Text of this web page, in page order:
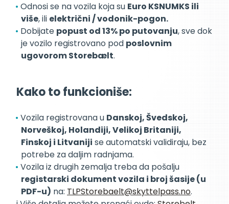
Odnosi se na vozila koja su Euro KSNUMKS ili
više, ili električni / vodonik-pogon.
Dobijate popust od 13% po putovanju, sve dok
je vozilo registrovano pod poslovnim
ugovorom Storebælt.
Kako to funkcioniše:
Vozila registrovana u Danskoj, Švedskoj,
Norveškoj, Holandiji, Velikoj Britaniji,
Finskoj i Litvaniji se automatski validiraju, bez
potrebe za daljim radnjama.
Vozila iz drugih zemalja treba da pošalju
registarski dokument vozila i broj šasije (u
PDF-u) na: TLPStorebaelt@skyttelpass.no.